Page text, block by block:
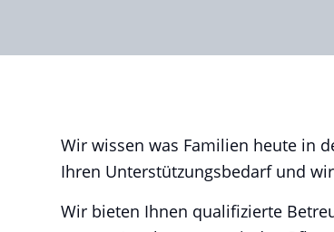
Wir wissen was Familien heute in
Ihren Unterstützungsbedarf und
Wir bieten Ihnen qualifizierte